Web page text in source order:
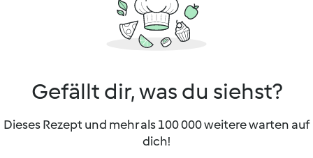
Gefällt dir, was du siehst?
Dieses Rezept und mehr als 100 000 weitere warten auf
dich!